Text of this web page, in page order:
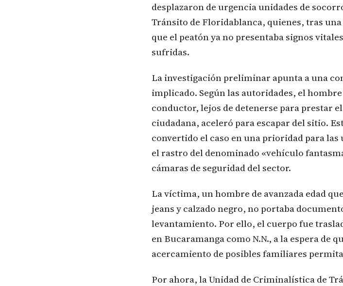
desplazaron de urgencia unidades de
Tránsito de Floridablanca, quienes, tras
que el peatón ya no presentaba signos
sufridas.
La investigación preliminar apunta a una
implicado. Según las autoridades, el
conductor, lejos de detenerse para prestar
ciudadana, aceleró para escapar del sitio.
convertido el caso en una prioridad para
el rastro del denominado «vehículo
cámaras de seguridad del sector.
La víctima, un hombre de avanzada edad
jeans y calzado negro, no portaba
levantamiento. Por ello, el cuerpo fue
en Bucaramanga como N.N., a la espera de
acercamiento de posibles familiares
Por ahora, la Unidad de Criminalística de